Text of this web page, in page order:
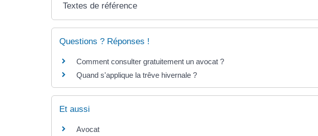
Textes de référence
Questions ? Réponses !
Comment consulter gratuitement un avocat ?
Quand s'applique la trêve hivernale ?
Et aussi
Avocat